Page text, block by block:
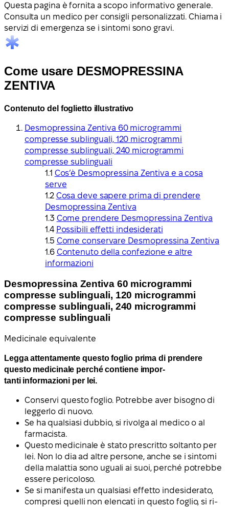
Questa pagina è fornita a scopo informativo generale.
Consulta un medico per consigli personalizzati. Chiama i
servizi di emergenza se i sintomi sono gravi.
Come usare DESMOPRESSINA
ZENTIVA
Contenuto del foglietto illustrativo
Desmopressina Zentiva 60 microgrammi
compresse sublinguali, 120 microgrammi
compresse sublinguali, 240 microgrammi
compresse sublinguali
Cos’è Desmopressina Zentiva e a cosa
serve
Cosa deve sapere prima di prendere
Desmopressina Zentiva
Come prendere Desmopressina Zentiva
Possibili effetti indesiderati
Come conservare Desmopressina Zentiva
Contenuto della confezione e altre
informazioni
Desmopressina Zentiva 60 microgrammi
compresse sublinguali, 120 microgrammi
compresse sublinguali, 240 microgrammi
compresse sublinguali
Medicinale equivalente
Legga attentamente questo foglio prima di prendere
questo medicinale perché contiene impor-
tanti informazioni per lei.
Conservi questo foglio. Potrebbe aver bisogno di
leggerlo di nuovo.
Se ha qualsiasi dubbio, si rivolga al medico o al
farmacista.
Questo medicinale è stato prescritto soltanto per
lei. Non lo dia ad altre persone, anche se i sintomi
della malattia sono uguali ai suoi, perché potrebbe
essere pericoloso.
Se si manifesta un qualsiasi effetto indesiderato,
compresi quelli non elencati in questo foglio, si ri-